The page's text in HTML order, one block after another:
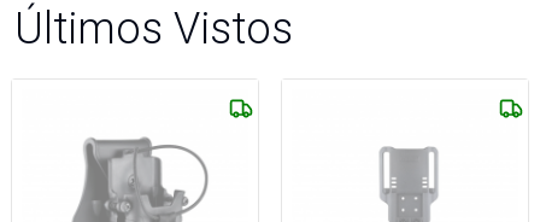
Últimos Vistos